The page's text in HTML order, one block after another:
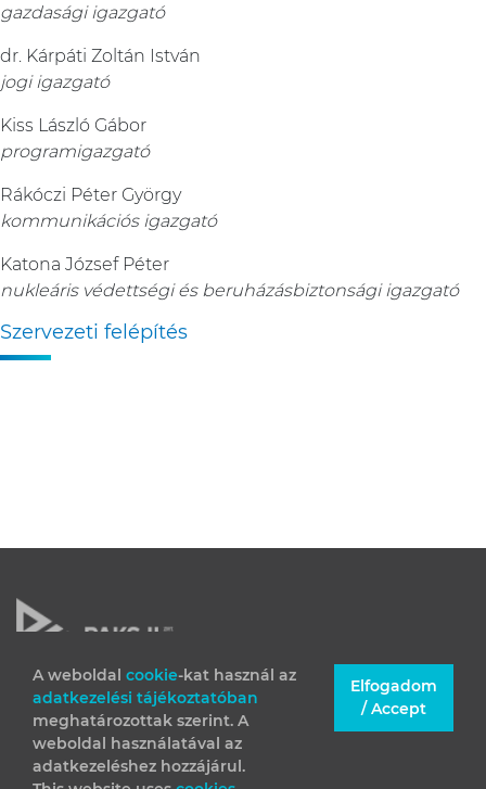
A weboldal cookie-kat használ az
adatkezelési tájékoztatóban
meghatározottak szerint. A
weboldal használatával az
adatkezeléshez hozzájárul.
Elfogadom
/ Accept
gazdasági igazgató
dr. Kárpáti Zoltán István
jogi igazgató
Kiss László Gábor
programigazgató
Rákóczi Péter György
kommunikációs igazgató
Katona József Péter
nukleáris védettségi és beruházásbiztonsági igazgató
Szervezeti felépítés
JOGI INFORMÁCIÓK
IMPRESSZUM